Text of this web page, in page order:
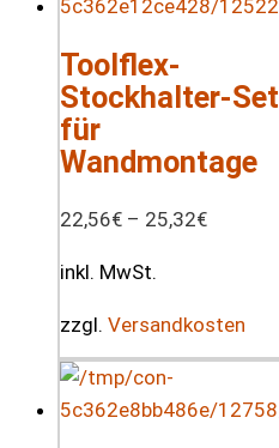
Toolflex-
Stockhalter-Set
für
Wandmontage
22,56€ – 25,32€
inkl. MwSt.
zzgl. Versandkosten